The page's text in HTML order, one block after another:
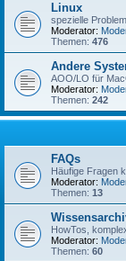
Linux
spezielle
Moderator:
Themen: 476
Andere
AOO/LO für
Moderator:
Themen: 242
FAQs
Häufige Fragen
Moderator:
Themen: 13
HowTos,
Moderator:
Themen: 60